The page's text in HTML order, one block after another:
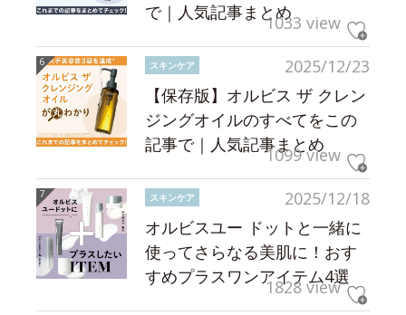
で｜人気記事まとめ1033 view
2025/12/23
スキンケア
【保存版】オルビス ザ クレン
ジングオイルのすべてをこの
記事で｜人気記事まとめ
1099 view
2025/12/18
スキンケア
オルビスユー ドットと一緒に
使ってさらなる美肌に！おす
すめプラスワンアイテム4選
1828 view